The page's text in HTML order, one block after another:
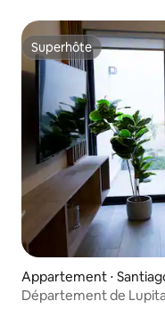
Superhôte
Superhôte
Appartement ⋅
Département de